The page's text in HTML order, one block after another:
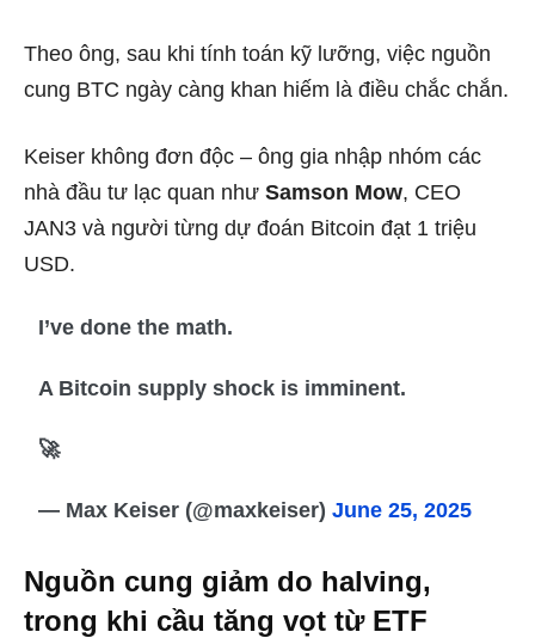
Theo ông, sau khi tính toán kỹ lưỡng, việc nguồn
cung BTC ngày càng khan hiếm là điều chắc chắn.
Keiser không đơn độc – ông gia nhập nhóm các
nhà đầu tư lạc quan như Samson Mow, CEO
JAN3 và người từng dự đoán Bitcoin đạt 1 triệu
USD.
I’ve done the math.
A Bitcoin supply shock is imminent.
🚀
— Max Keiser (@maxkeiser)June 25, 2025
Nguồn cung giảm do halving,
trong khi cầu tăng vọt từ ETF